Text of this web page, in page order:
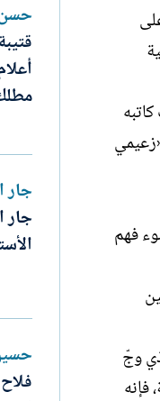
فهم
وجّ
فإنه
جار
جار